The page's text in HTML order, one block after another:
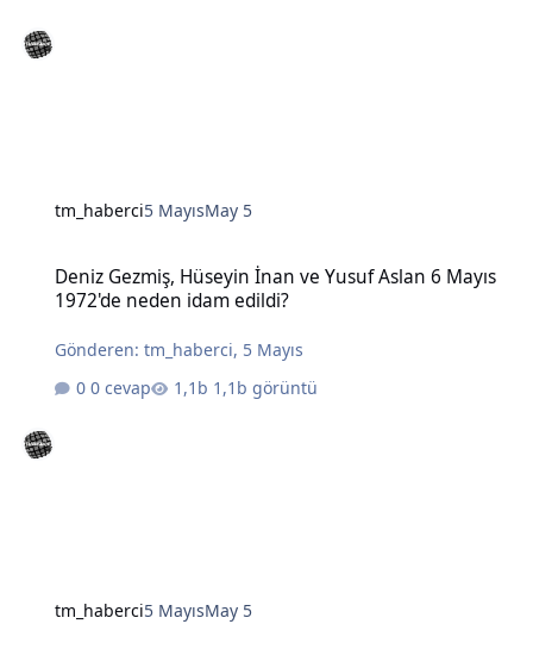
tm_haberci5 MayısMay 5
Deniz Gezmiş, Hüseyin İnan ve Yusuf Aslan 6 Mayıs
1972'de neden idam edildi?
Gönderen:tm_haberci, 5 Mayıs
0 cevap
1,1b görüntü
tm_haberci5 MayısMay 5